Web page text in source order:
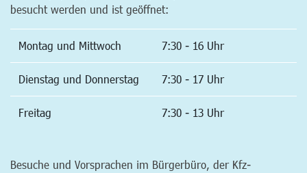
besucht werden und ist geöffnet:
Montag und Mittwoch 7:30 - 16 Uhr
Dienstag und Donnerstag 7:30 - 17 Uhr
Freitag 7:30 - 13 Uhr
Besuche und Vorsprachen im Bürgerbüro, der Kfz-